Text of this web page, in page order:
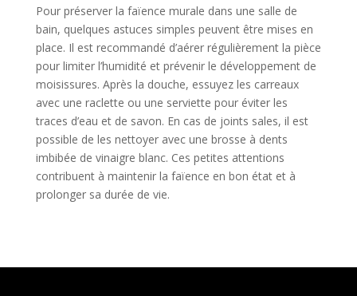
Pour préserver la faïence murale dans une salle de
bain, quelques astuces simples peuvent être mises en
place. Il est recommandé d’aérer régulièrement la pièce
pour limiter l’humidité et prévenir le développement de
moisissures. Après la douche, essuyez les carreaux
avec une raclette ou une serviette pour éviter les
traces d’eau et de savon. En cas de joints sales, il est
possible de les nettoyer avec une brosse à dents
imbibée de vinaigre blanc. Ces petites attentions
contribuent à maintenir la faïence en bon état et à
prolonger sa durée de vie.